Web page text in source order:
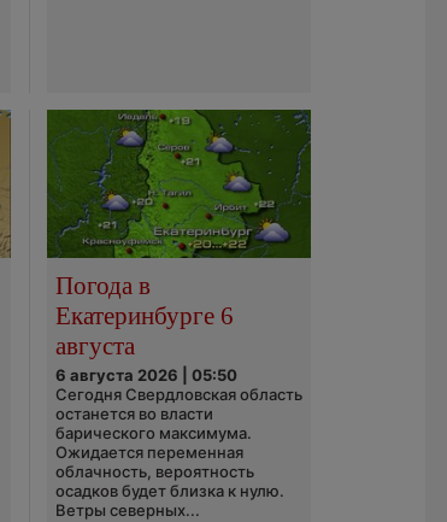
Погода в
Екатеринбурге 6
августа
6 августа 2026 | 05:50
Сегодня Свердловская область
останется во власти
барического максимума.
Ожидается переменная
облачность, вероятность
осадков будет близка к нулю.
Ветры северных...